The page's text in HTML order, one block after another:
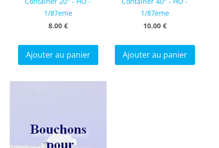
1/87eme
8.00 €
Ajouter au panier
1/87eme
10.00 €
Ajouter au panier